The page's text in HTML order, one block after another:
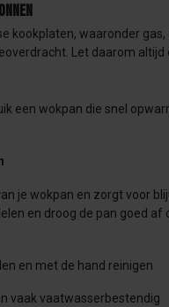
kookplaten, waaronder
Let daarom
een wokpan die snel
je wokpan en zorgt voor
en droog de pan goed
en met de hand reinigen
vaak vaatwasserbestendig